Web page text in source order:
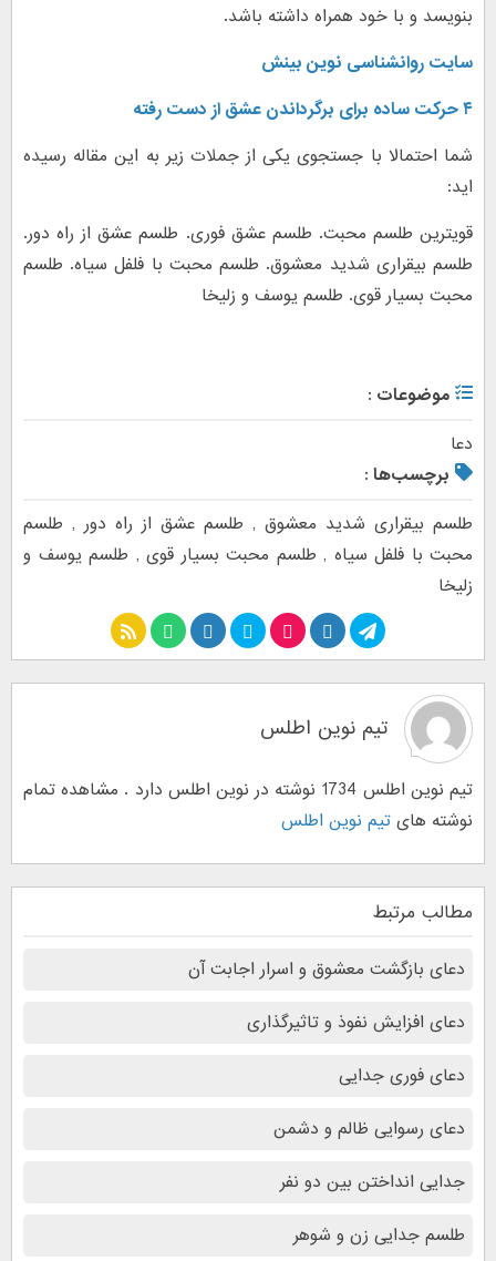
بنویسد و با خود همراه داشته باشد.
سایت روانشناسی نوین بینش
۴ حرکت ساده برای برگرداندن عشق از دست رفته
شما احتمالا با جستجوی یکی از جملات زیر به این مقاله رسیده
اید:
قویترین طلسم محبت. طلسم عشق فوری. طلسم عشق از راه دور.
طلسم بیقراری شدید معشوق. طلسم محبت با فلفل سیاه. طلسم
محبت بسیار قوی. طلسم یوسف و زلیخا
موضوعات :
دعا
برچسب‌ها :
طلسم بیقراری شدید معشوق , طلسم عشق از راه دور , طلسم
محبت با فلفل سیاه , طلسم محبت بسیار قوی , طلسم یوسف و
زلیخا
تیم نوین اطلس
تیم نوین اطلس 1734 نوشته در نوین اطلس دارد . مشاهده تمام
نوشته های تیم نوین اطلس
مطالب مرتبط
دعای بازگشت معشوق و اسرار اجابت آن
دعای افزایش نفوذ و تاثیرگذاری
دعای فوری جدایی
دعای رسوایی ظالم و دشمن
جدایی انداختن بین دو نفر
طلسم جدایی زن و شوهر